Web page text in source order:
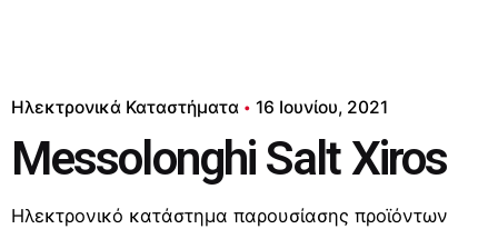
Ηλεκτρονικά Καταστήματα 16 Ιουνίου, 2021
Messolonghi Salt Xiros
Ηλεκτρονικό κατάστημα παρουσίασης προϊόντων